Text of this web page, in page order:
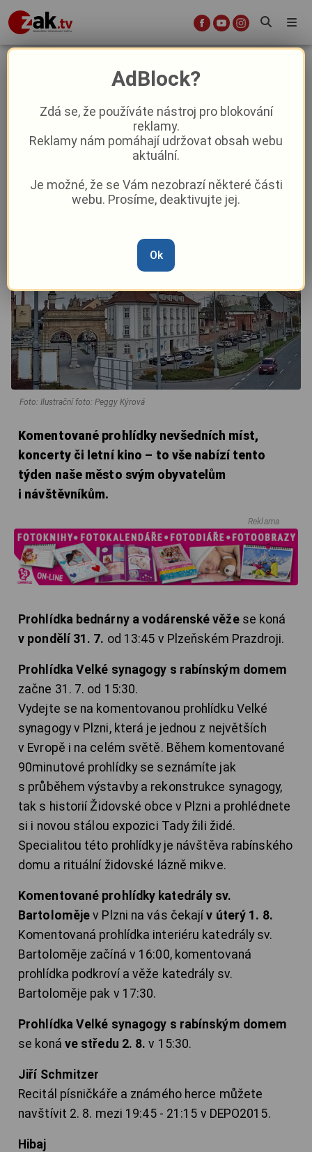
Čím si zpestřit pracovní dny v Plzni
tento týden?
31. 7. 2023|04:47
Foto: Ilustrační foto: Peggy Kýrová
Komentované prohlídky nevšedních míst,
koncerty či letní kino – to vše nabízí tento
týden naše město svým obyvatelům
i návštěvníkům.
Reklama
Prohlídka bednárny a vodárenské věžese koná
v pondělí 31. 7. od 13:45 v Plzeňském Prazdroji.
Prohlídka Velké synagogy s rabínským domem
začne 31. 7. od 15:30.
Vydejte se na komentovanou prohlídku Velké
synagogy v Plzni, která je jednou z největších
v Evropě i na celém světě. Během komentované
90minutové prohlídky se seznámíte jak
s průběhem výstavby a rekonstrukce synagogy,
tak s historií Židovské obce v Plzni a prohlédnete
si i novou stálou expozici Tady žili židé.
Specialitou této prohlídky je návštěva rabínského
domu a rituální židovské lázně mikve.
Komentované prohlídky katedrály sv.
Bartoloměje v Plzni na vás čekajív úterý 1. 8.
Komentovaná prohlídka interiéru katedrály sv.
Bartoloměje začíná v 16:00, komentovaná
prohlídka podkroví a věže katedrály sv.
Bartoloměje pak v 17:30.
Prohlídka Velké synagogy s rabínským domem
se koná ve středu 2. 8. v 15:30.
Jiří Schmitzer
Recitál písničkáře a známého herce můžete
navštívit 2. 8. mezi 19:45 - 21:15 v DEPO2015.
Hibaj
AdBlock?
Zdá se, že používáte nástroj pro blokování
reklamy.
Reklamy nám pomáhají udržovat obsah webu
aktuální.
Je možné, že se Vám nezobrazí některé části
webu. Prosíme, deaktivujte jej.
Ok